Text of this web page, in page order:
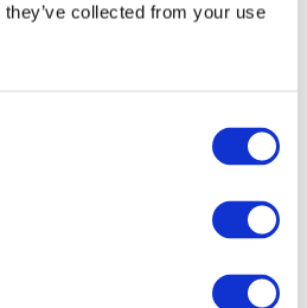
collected from your use
Заходи